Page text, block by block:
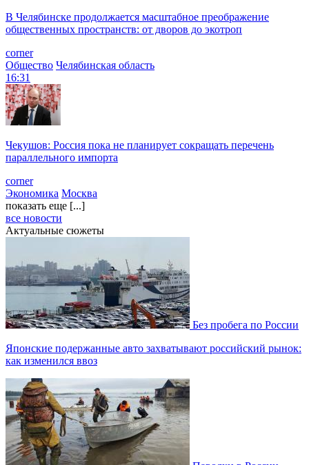
В Челябинске продолжается масштабное преображение
общественных пространств: от дворов до экотроп
corner
Общество Челябинская область
16:31
Чекушов: Россия пока не планирует сокращать перечень
параллельного импорта
corner
Экономика Москва
показать еще [...]
все новости
Актуальные сюжеты
Без пробега по России
Японские подержанные авто захватывают российский рынок:
как изменился ввоз